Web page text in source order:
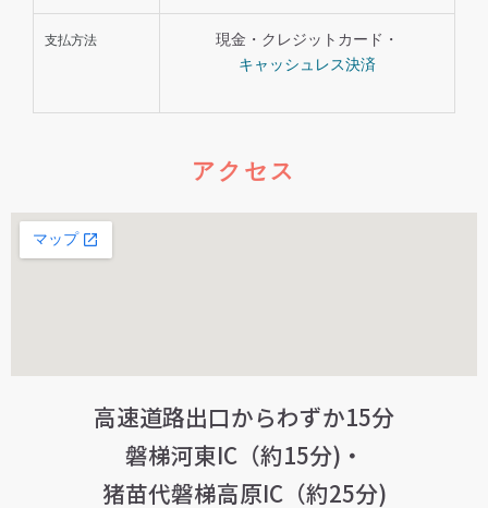
支払方法
現金・クレジットカード・
キャッシュレス決済
アクセス
高速道路出口からわずか15分
磐梯河東IC（約15分)・
猪苗代磐梯高原IC（約25分)